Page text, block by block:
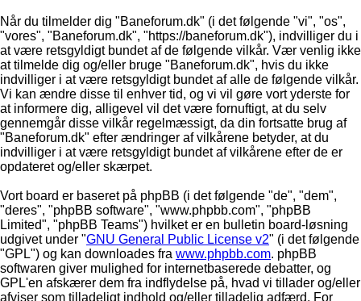
Når du tilmelder dig "Baneforum.dk" (i det følgende "vi", "os",
"vores", "Baneforum.dk", "https://baneforum.dk"), indvilliger du i
at være retsgyldigt bundet af de følgende vilkår. Vær venlig ikke
at tilmelde dig og/eller bruge "Baneforum.dk", hvis du ikke
indvilliger i at være retsgyldigt bundet af alle de følgende vilkår.
Vi kan ændre disse til enhver tid, og vi vil gøre vort yderste for
at informere dig, alligevel vil det være fornuftigt, at du selv
gennemgår disse vilkår regelmæssigt, da din fortsatte brug af
"Baneforum.dk" efter ændringer af vilkårene betyder, at du
indvilliger i at være retsgyldigt bundet af vilkårene efter de er
opdateret og/eller skærpet.
Vort board er baseret på phpBB (i det følgende "de", "dem",
"deres", "phpBB software", "www.phpbb.com", "phpBB
Limited", "phpBB Teams") hvilket er en bulletin board-løsning
udgivet under "GNU General Public License v2" (i det følgende
"GPL") og kan downloades fra www.phpbb.com. phpBB
softwaren giver mulighed for internetbaserede debatter, og
GPL'en afskærer dem fra indflydelse på, hvad vi tillader og/eller
afviser som tilladeligt indhold og/eller tilladelig adfærd. For